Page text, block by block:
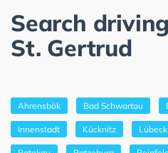
Search
St. Gertrud
Ahrensbök Bad Schwartau
Innenstadt Kücknitz Lübeck